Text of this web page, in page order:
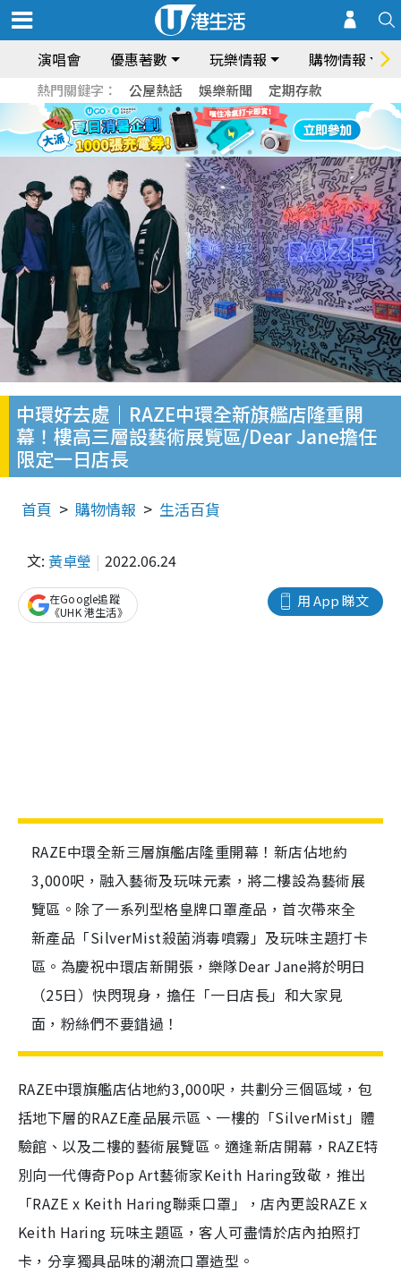
演唱會 優惠著數 玩樂情報 購物情報
熱門關鍵字： 公屋熱話 娛樂新聞 定期存款
中環好去處｜RAZE中環全新旗艦店隆重開
幕！樓高三層設藝術展覽區/Dear Jane擔任
限定一日店長
首頁 購物情報 生活百貨
文: 黃卓瑩 2022.06.24
用 App 睇文
在Google追蹤
《UHK 港生活》
RAZE中環全新三層旗艦店隆重開幕！新店佔地約
3,000呎，融入藝術及玩味元素，將二樓設為藝術展
覽區。除了一系列型格皇牌口罩產品，首次帶來全
新產品「SilverMist殺菌消毒噴霧」及玩味主題打卡
區。為慶祝中環店新開張，樂隊Dear Jane將於明日
（25日）快閃現身，擔任「一日店長」和大家見
面，粉絲們不要錯過！
RAZE中環旗艦店佔地約3,000呎，共劃分三個區域，包
括地下層的RAZE產品展示區、一樓的「SilverMist」體
驗館、以及二樓的藝術展覽區。適逢新店開幕，RAZE特
別向一代傳奇Pop Art藝術家Keith Haring致敬，推出
「RAZE x Keith Haring聯乘口罩」，店內更設RAZE x
Keith Haring 玩味主題區，客人可盡情於店內拍照打
卡，分享獨具品味的潮流口罩造型。